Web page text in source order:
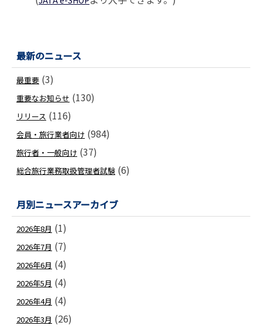
最新のニュース
最重要 (3)
重要なお知らせ (130)
リリース (116)
会員・旅行業者向け (984)
旅行者・一般向け (37)
総合旅行業務取扱管理者試験 (6)
月別ニュースアーカイブ
2026年8月 (1)
2026年7月 (7)
2026年6月 (4)
2026年5月 (4)
2026年4月 (4)
2026年3月 (26)